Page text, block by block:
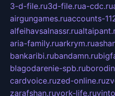
3-d-file.ru3d-file.rua-cdc.ru
airgungames.ruaccounts-
alfeihavsalnassr.ru
aria-family.ruarkrym.ru
bankaribi.rubandamn.ru
blagodarenie-spb.ru
cardvoice.ruzed-online.ru
zarafshan.ruyork-life.ru